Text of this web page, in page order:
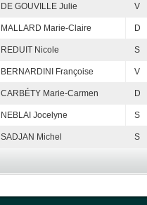
DE GOUVILLE Julie V
MALLARD Marie-Claire D
REDUIT Nicole S
BERNARDINI Françoise V
CARBÉTY Marie-Carmen D
NEBLAI Jocelyne S
SADJAN Michel S